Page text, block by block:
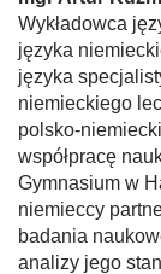
Wykładowca
języka
języka
niemieckiego
polsko-
współpracę
Gymnasium w
niemieccy
badania
analizy jego